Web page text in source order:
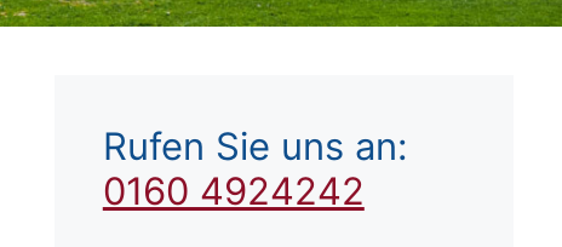
Rufen Sie uns an:
0160 4924242